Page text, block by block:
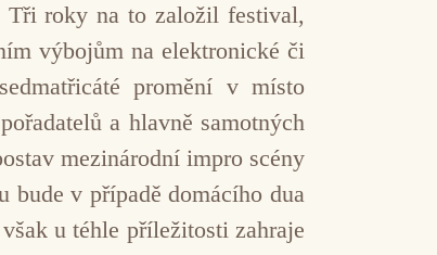
Tři roky na to založil festival,
výbojům na elektronické či
promění v místo
a hlavně samotných
mezinárodní impro scény
bude v případě domácího dua
u téhle příležitosti zahraje